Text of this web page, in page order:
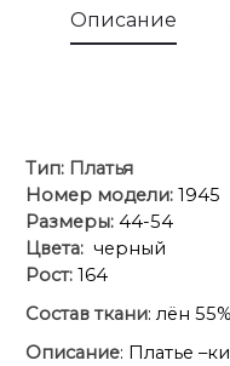
Описание
Тип: Платья
Номер модели: 1945
Размеры: 44-54
Цвета: черный
Рост: 164
Состав ткани: лён
Описание: Платье